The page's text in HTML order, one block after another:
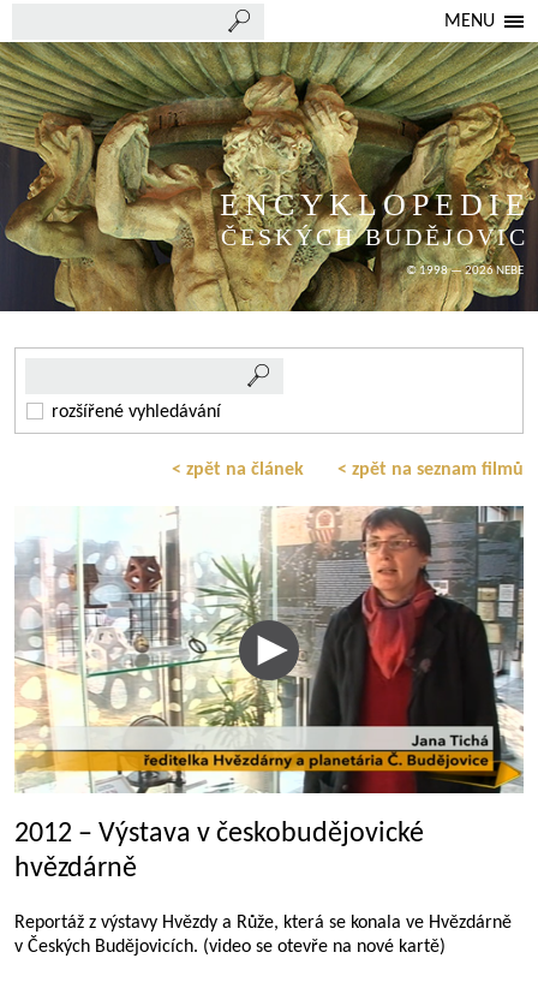
MENU
ENCYKLOPEDIE
ČESKÝCH BUDĚJOVIC
© 1998 — 2026 NEBE
rozšířené vyhledávání
< zpět na článek < zpět na seznam filmů
2012 – Výstava v českobudějovické
hvězdárně
Reportáž z výstavy Hvězdy a Růže, která se konala ve Hvězdárně
v Českých Budějovicích. (video se otevře na nové kartě)